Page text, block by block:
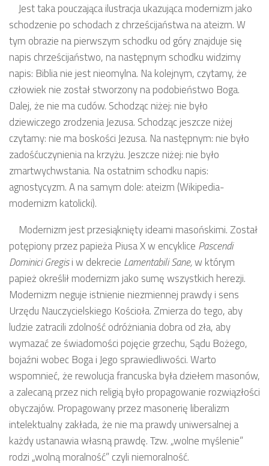
Jest taka pouczająca ilustracja ukazująca modernizm jako
schodzenie po schodach z chrześcijaństwa na ateizm. W
tym obrazie na pierwszym schodku od góry znajduje się
napis chrześcijaństwo, na następnym schodku widzimy
napis: Biblia nie jest nieomylna. Na kolejnym, czytamy, że
człowiek nie został stworzony na podobieństwo Boga.
Dalej, że nie ma cudów. Schodząc niżej: nie było
dziewiczego zrodzenia Jezusa. Schodząc jeszcze niżej
czytamy: nie ma boskości Jezusa. Na następnym: nie było
zadośćuczynienia na krzyżu. Jeszcze niżej: nie było
zmartwychwstania. Na ostatnim schodku napis:
agnostycyzm. A na samym dole: ateizm (Wikipedia-
modernizm katolicki).
Modernizm jest przesiąknięty ideami masońskimi. Został
potępiony przez papieża Piusa X w encyklice Pascendi
Dominici Gregisi w dekrecie Lamentabili Sane,w którym
papież określił modernizm jako sumę wszystkich herezji.
Modernizm neguje istnienie niezmiennej prawdy i sens
Urzędu Nauczycielskiego Kościoła. Zmierza do tego, aby
ludzie zatracili zdolność odróżniania dobra od zła, aby
wymazać ze świadomości pojęcie grzechu, Sądu Bożego,
bojaźni wobec Boga i Jego sprawiedliwości. Warto
wspomnieć, że rewolucja francuska była dziełem masonów,
a zalecaną przez nich religią było propagowanie rozwiązłości
obyczajów. Propagowany przez masonerię liberalizm
intelektualny zakłada, że nie ma prawdy uniwersalnej a
każdy ustanawia własną prawdę. Tzw. „wolne myślenie”
rodzi „wolną moralność” czyli niemoralność.